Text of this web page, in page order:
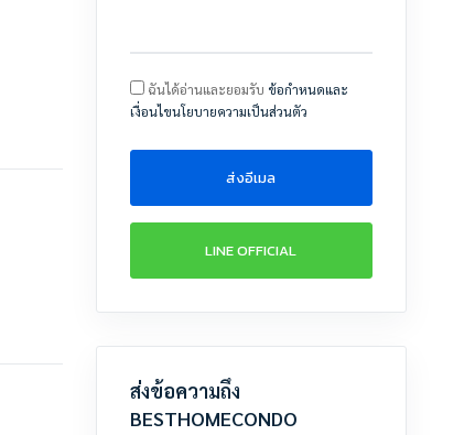
ฉันได้อ่านและยอมรับ ข้อกำหนดและ
เงื่อนไขนโยบายความเป็นส่วนตัว
ส่งอีเมล
LINE OFFICIAL
ส่งข้อความถึง
BESTHOMECONDO